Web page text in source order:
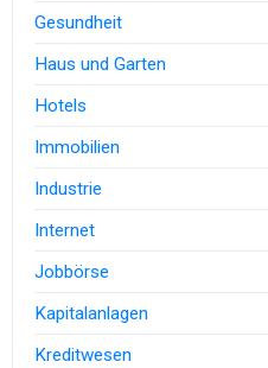
Gesundheit
Haus und Garten
Hotels
Immobilien
Industrie
Internet
Jobbörse
Kapitalanlagen
Kreditwesen